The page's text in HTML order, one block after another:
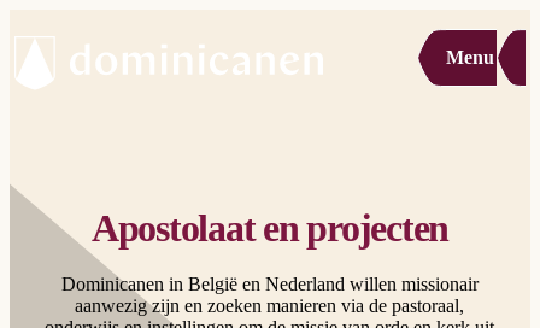
Menu
Apostolaat en projecten
Dominicanen in België en Nederland willen missionair
aanwezig zijn en zoeken manieren via de pastoraal,